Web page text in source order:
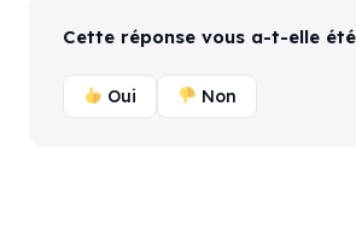
Cette réponse vous a-t-elle
Oui Non